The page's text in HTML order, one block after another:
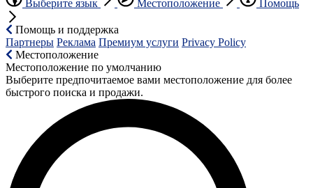
Выберите язык Местоположение Помощь
Помощь и поддержка
Партнеры Реклама Премиум услуги Privacy Policy
Местоположение
Местоположение по умолчанию
Выберите предпочитаемое вами местоположение для более
быстрого поиска и продажи.